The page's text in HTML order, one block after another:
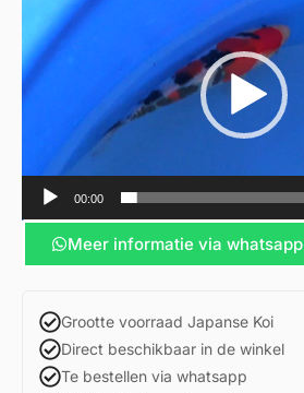
00:00
Meer informatie via whatsapp
Grootte voorraad Japanse Koi
Direct beschikbaar in de winkel
Te bestellen via whatsapp